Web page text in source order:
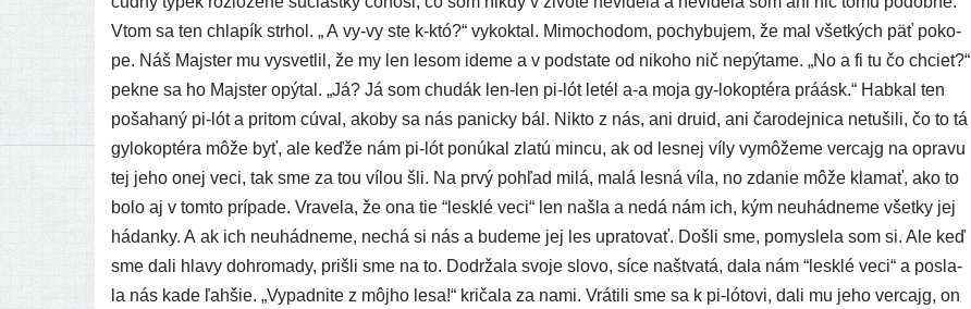
Vtom sa ten chla­pík str­hol. „ A vy-vy ste k‑któ?“ vykok­tal. Mimochodom, pochy­bu­jem, že mal všet­kých päť poko­
pe. Náš Majster mu vysvet­lil, že my len lesom ide­me a v pod­sta­te od niko­ho nič nepý­ta­me. „No a fi tu čo chciet?“
pek­ne sa ho Majster opý­tal. „Já? Já som chu­dák len-len pi-lót letél a‑a moja gy-lokop­té­ra prá­ásk.“ Habkal ten
poša­ha­ný pi-lót a pri­tom cúval, ako­by sa nás panic­ky bál. Nikto z nás, ani dru­id, ani čaro­dej­ni­ca netu­ši­li, čo to tá
gylo­kop­té­ra môže byť, ale keď­že nám pi-lót ponú­kal zla­tú min­cu, ak od les­nej víly vymô­že­me ver­cajg na opra­vu
tej jeho onej veci, tak sme za tou vílou šli. Na prvý pohľad milá, malá les­ná víla, no zda­nie môže kla­mať, ako to
bolo aj v tom­to prí­pa­de. Vravela, že ona tie “lesk­lé veci“ len našla a nedá nám ich, kým neuhád­ne­me všet­ky jej
hádan­ky. A ak ich neuhád­ne­me, nechá si nás a bude­me jej les upra­to­vať. Došli sme, pomys­le­la som si. Ale keď
sme dali hla­vy dohro­ma­dy, priš­li sme na to. Dodržala svo­je slo­vo, síce naštva­tá, dala nám “lesk­lé veci“ a posla­
la nás kade ľah­šie. „Vypadnite z môj­ho lesa!“ kri­ča­la za nami. Vrátili sme sa k pi-lóto­vi, dali mu jeho ver­cajg, on